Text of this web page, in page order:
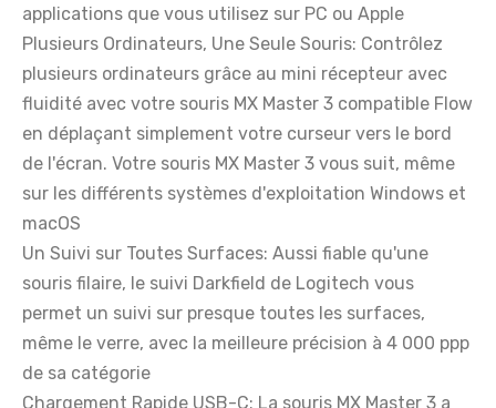
applications que vous utilisez sur PC ou Apple
Plusieurs Ordinateurs, Une Seule Souris: Contrôlez
plusieurs ordinateurs grâce au mini récepteur avec
fluidité avec votre souris MX Master 3 compatible Flow
en déplaçant simplement votre curseur vers le bord
de l'écran. Votre souris MX Master 3 vous suit, même
sur les différents systèmes d'exploitation Windows et
macOS
Un Suivi sur Toutes Surfaces: Aussi fiable qu'une
souris filaire, le suivi Darkfield de Logitech vous
permet un suivi sur presque toutes les surfaces,
même le verre, avec la meilleure précision à 4 000 ppp
de sa catégorie
Chargement Rapide USB-C: La souris MX Master 3 a